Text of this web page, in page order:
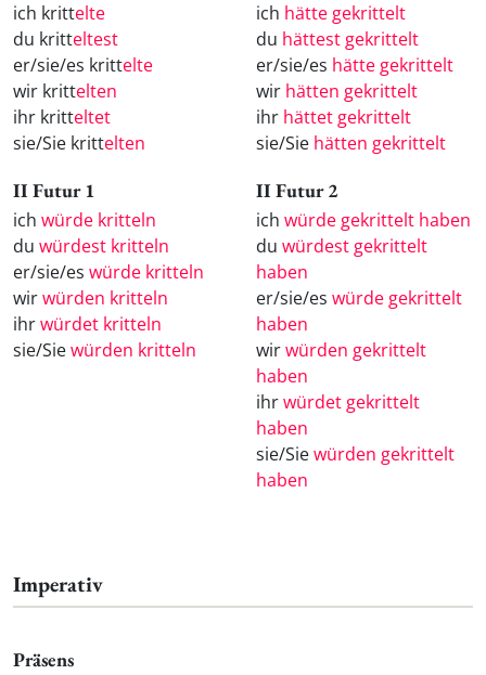
ich krittelte
du kritteltest
er/sie/es krittelte
wir krittelten
ihr kritteltet
sie/Sie krittelten
ich hätte gekrittelt
du hättest gekrittelt
er/sie/es hätte gekrittelt
wir hätten gekrittelt
ihr hättet gekrittelt
sie/Sie hätten gekrittelt
II Futur 1
ich würde kritteln
du würdest kritteln
er/sie/es würde kritteln
wirwürden kritteln
ihrwürdet kritteln
sie/Siewürden kritteln
II Futur 2
ich würde gekrittelt haben
du würdest gekrittelt
haben
er/sie/es würde gekrittelt
haben
wirwürden gekrittelt
haben
ihrwürdet gekrittelt
haben
sie/Siewürden gekrittelt
haben
Imperativ
Präsens